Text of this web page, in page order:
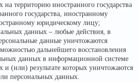
на территорию иностранного государства
государства, иностранному
юридическому лицу;
данных – любые действия, в
данные уничтожаются
дальнейшего восстановления
данных в информационной системе
и (или) результате которых уничтожаются
персональных данных.